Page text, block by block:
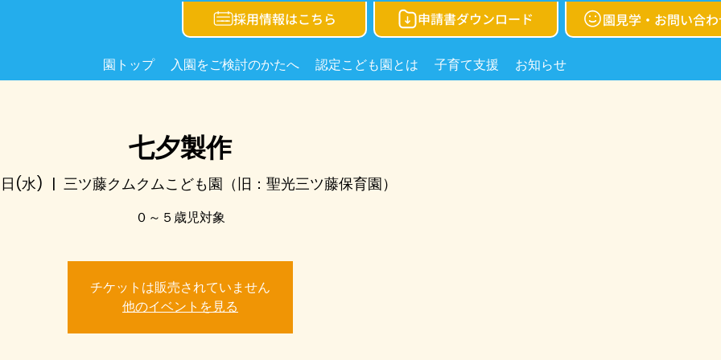
採用情報はこちら 申請書ダウンロード 園見学・お問い合
園トップ 入園をご検討のかたへ 認定こども園とは 子育て支援 お知らせ
七夕製作
(水)
  |
三ツ藤クムクムこども園（旧：聖光三ツ藤保育園）
０～５歳児対象
チケットは販売されていません
他のイベントを見る